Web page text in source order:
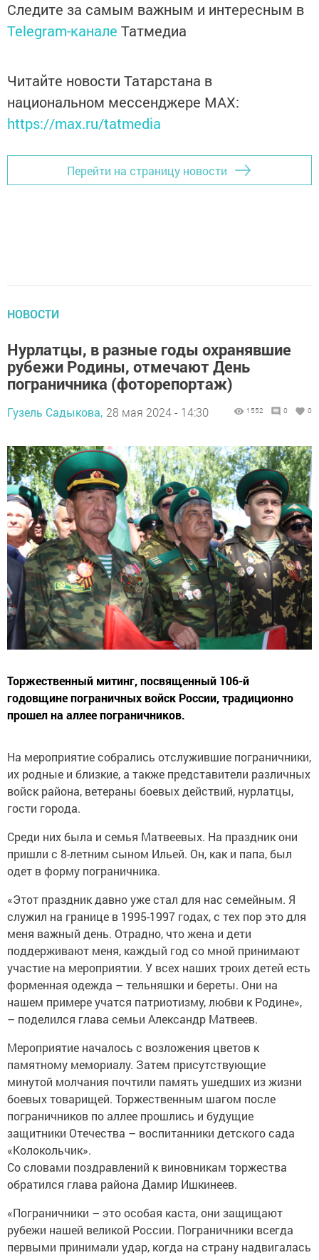
Следите за самым важным и интересным в
Telegram-канале Татмедиа
Читайте новости Татарстана в
национальном мессенджере MАХ:
https://max.ru/tatmedia
Перейти на страницу новости
НОВОСТИ
Нурлатцы, в разные годы охранявшие
рубежи Родины, отмечают День
пограничника (фоторепортаж)
Гузель Садыкова, 28 мая 2024 - 14:30 1552 0 0
Торжественный митинг, посвященный 106-й
годовщине пограничных войск России, традиционно
прошел на аллее пограничников.
На мероприятие собрались отслужившие пограничники,
их родные и близкие, а также представители различных
войск района, ветераны боевых действий, нурлатцы,
гости города.
Среди них была и семья Матвеевых. На праздник они
пришли с 8-летним сыном Ильей. Он, как и папа, был
одет в форму пограничника.
«Этот праздник давно уже стал для нас семейным. Я
служил на границе в 1995-1997 годах, с тех пор это для
меня важный день. Отрадно, что жена и дети
поддерживают меня, каждый год со мной принимают
участие на мероприятии. У всех наших троих детей есть
форменная одежда – тельняшки и береты. Они на
нашем примере учатся патриотизму, любви к Родине»,
– поделился глава семьи Александр Матвеев.
Мероприятие началось с возложения цветов к
памятному мемориалу. Затем присутствующие
минутой молчания почтили память ушедших из жизни
боевых товарищей. Торжественным шагом после
пограничников по аллее прошлись и будущие
защитники Отечества – воспитанники детского сада
«Колокольчик».
Со словами поздравлений к виновникам торжества
обратился глава района Дамир Ишкинеев.
«Пограничники – это особая каста, они защищают
рубежи нашей великой России. Пограничники всегда
первыми принимали удар, когда на страну надвигалась